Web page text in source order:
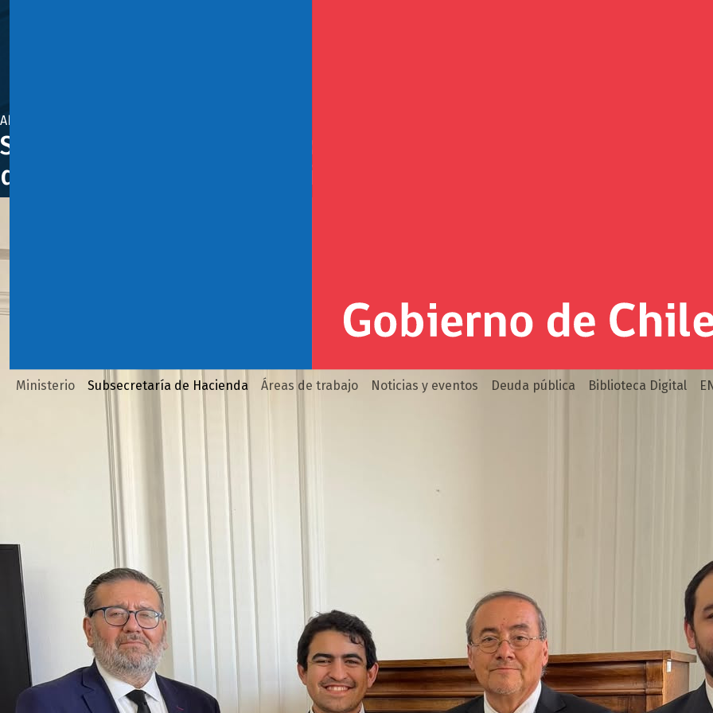
Ministerio Subsecretaría de Hacienda Áreas de trabajo Noticias y eventos Deuda pública Biblioteca Digital
Abril 1, 2026
Subsecretario Juan Pablo Rodríguez sostiene un encuentro
de la Subsecretaría de Hacienda (ASUFSH)